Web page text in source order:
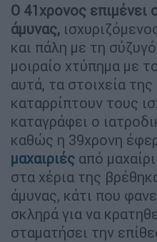
O 41χρονος επιμένει
άμυνας,
και πάλη με τη
μοιραίο χτύπημα με
αυτά, τα στοιχεία
καταρρίπτουν τους
καταγράφει ο
καθώς η 39χρονη
μαχαιριές από
στα χέρια της
άμυνας, κάτι που
σκληρά για να
σταματήσει την